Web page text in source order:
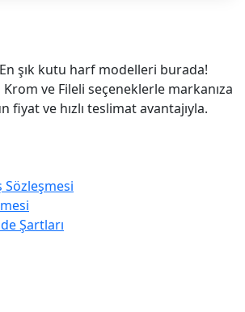
şık kutu harf modelleri burada!
ve Fileli seçeneklerle markanıza
fiyat ve hızlı teslimat avantajıyla.
Sözleşmesi
Şartları